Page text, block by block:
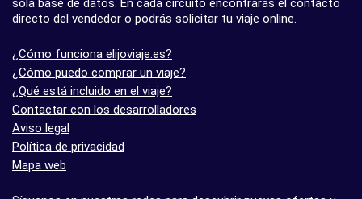
sola base de datos. En cada circuito encontrarás el contacto
directo del vendedor o podrás solicitar tu viaje online.
¿Cómo funciona elijoviaje.es?
¿Cómo puedo comprar un viaje?
¿Qué está incluido en el viaje?
Contactar con los desarrolladores
Aviso legal
Política de privacidad
Mapa web